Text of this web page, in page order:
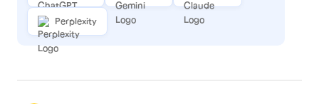
Perplexity